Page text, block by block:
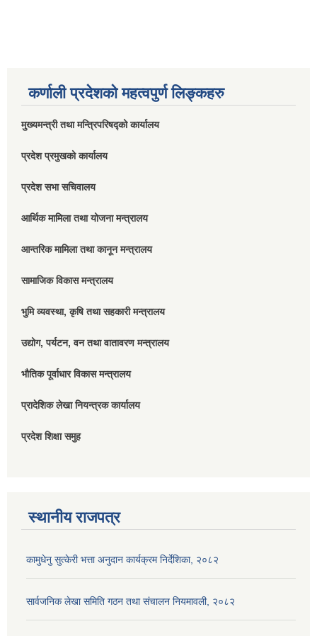
कर्णाली प्रदेशको महत्वपुर्ण लिङ्कहरु
मुख्यमन्त्री तथा मन्त्रिपरिषद्को कार्यालय
प्रदेश प्रमुखको कार्यालय
प्रदेश सभा सचिवालय
आर्थिक मामिला तथा योजना मन्त्रालय
आन्तरिक मामिला तथा कानून मन्त्रालय
सामाजिक विकास मन्त्रालय
भुमि व्यवस्था, कृषि तथा सहकारी मन्त्रालय
उद्योग, पर्यटन, वन तथा वातावरण मन्त्रालय
भौतिक पूर्वाधार विकास मन्त्रालय
प्रादेशिक लेखा नियन्त्रक कार्यालय
प्रदेश शिक्षा समुह
स्थानीय राजपत्र
कामुधेनु सुत्केरी भत्ता अनुदान कार्यक्रम निर्देशिका, २०८२
सार्वजनिक लेखा समिति गठन तथा संचालन नियमावली, २०८२